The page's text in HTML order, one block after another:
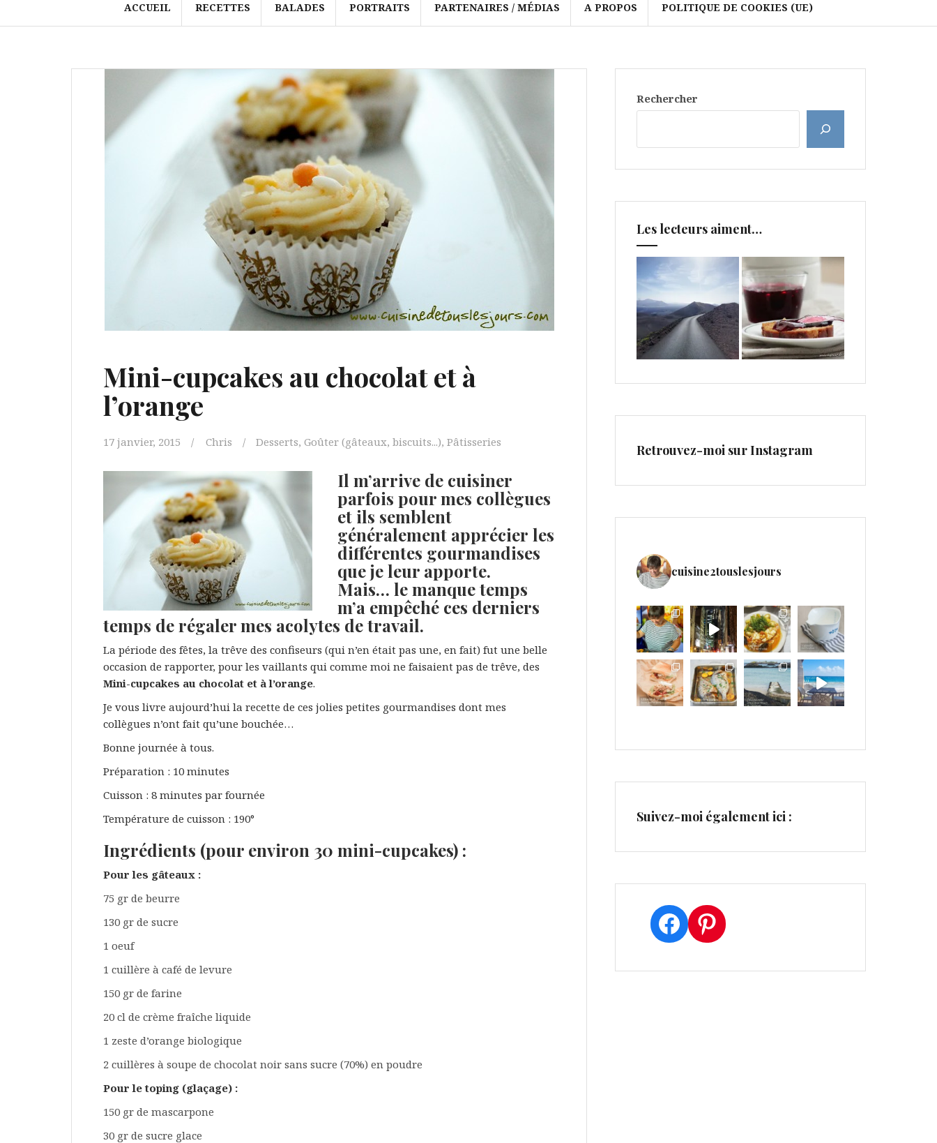
ACCUEIL RECETTES BALADES PORTRAITS PARTENAIRES / MÉDIAS A PROPOS POLITIQUE DE COOKIES (UE)
Mini-cupcakes au chocolat et à
l’orange
17 janvier, 2015 Chris Desserts, Goûter (gâteaux, biscuits...), Pâtisseries
Il m’arrive de cuisiner
parfois pour mes collègues
et ils semblent
généralement apprécier les
différentes gourmandises
que je leur apporte.
Mais… le manque temps
m’a empêché ces derniers
temps de régaler mes acolytes de travail.
La période des fêtes, la trêve des confiseurs (qui n’en était pas une, en fait) fut une belle
occasion de rapporter, pour les vaillants qui comme moi ne faisaient pas de trêve, des
Mini-cupcakes au chocolat et à l’orange.
Je vous livre aujourd’hui la recette de ces jolies petites gourmandises dont mes
collègues n’ont fait qu’une bouchée…
Bonne journée à tous.
Préparation : 10 minutes
Cuisson : 8 minutes par fournée
Température de cuisson : 190°
Ingrédients (pour environ 30 mini-cupcakes) :
Pour les gâteaux :
75 gr de beurre
130 gr de sucre
1 oeuf
1 cuillère à café de levure
150 gr de farine
20 cl de crème fraîche liquide
1 zeste d’orange biologique
2 cuillères à soupe de chocolat noir sans sucre (70%) en poudre
Pour le toping (glaçage) :
150 gr de mascarpone
30 gr de sucre glace
Rechercher
Les lecteurs aiment…
Retrouvez-moi sur Instagram
cuisine2touslesjours
Suivez-moi également ici :
Facebook
Pinterest